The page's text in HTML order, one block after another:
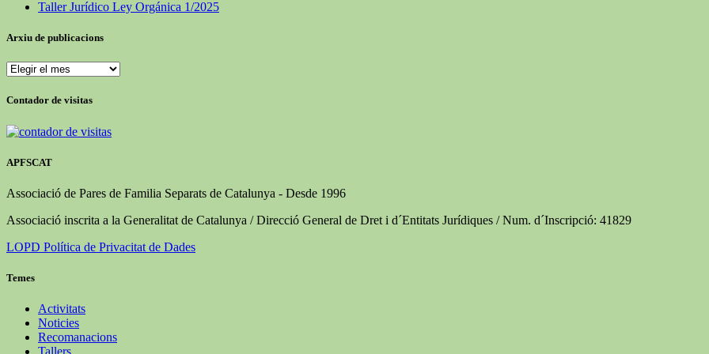
Taller Jurídico Ley Orgánica 1/2025
Arxiu de publicacions
Arxiu
publicacions
Contador de visitas
APFSCAT
Associació de Pares de Familia Separats de Catalunya - Desde 1996
Associació inscrita a la Generalitat de Catalunya / Direcció General de Dret i d´Entitats Jurídiques / Num. d´Inscripció: 41829
LOPD Política de Privacitat de Dades
Temes
Activitats
Noticies
Recomanacions